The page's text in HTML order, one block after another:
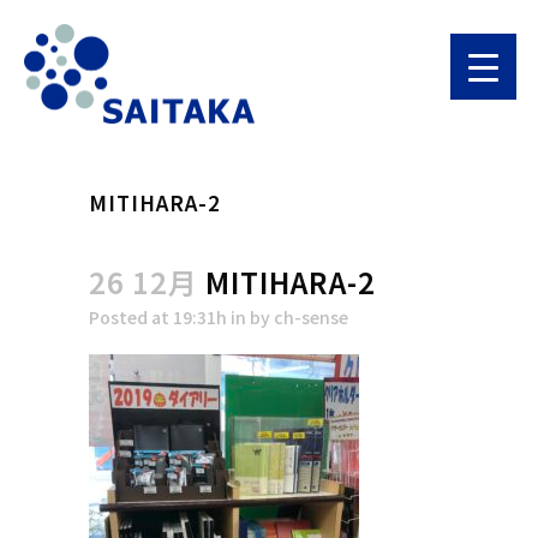
MITIHARA-2
26 12月 MITIHARA-2
Posted at 19:31h in by ch-sense